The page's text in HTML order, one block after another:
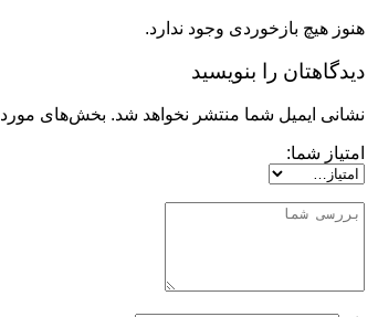
هنوز هیچ بازخوردی وجود ندارد.
دیدگاهتان را بنویسید
نشانی ایمیل شما منتشر نخواهد شد. بخش‌های
امتیاز شما: